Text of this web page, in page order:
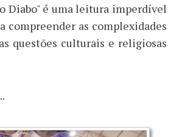
Diabo" é uma leitura imperdível
compreender as complexidades
questões culturais e religiosas